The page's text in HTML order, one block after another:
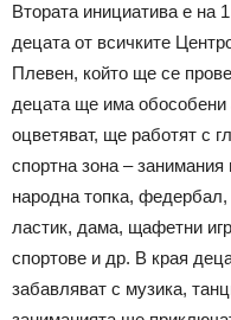
Втората инициатива е на
децата от всичките
Плевен, който ще се
децата ще има обособени
оцветяват, ще работят с
спортна зона –
народна топка,
ластик, дама, щафетни
спортове и др. В края
забавляват с музика,